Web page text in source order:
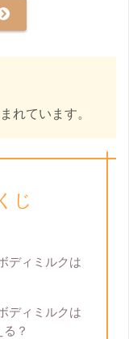
れています。
じ
ディミルクは
ディミルクは
？